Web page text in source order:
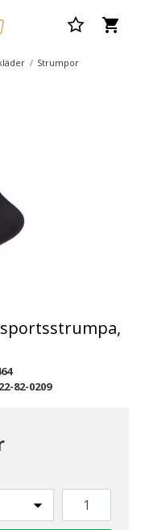
Strumpor
sportsstrumpa,
82-0209